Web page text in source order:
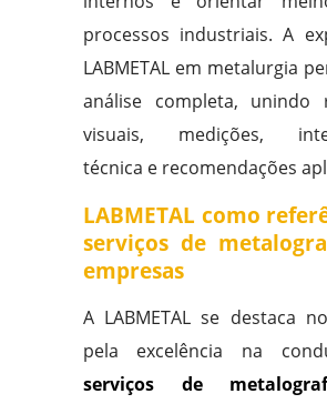
processos industriais. A
LABMETAL em metalurgia
análise completa, unindo
visuais, medições,
técnica e recomendações
LABMETAL como
serviços de
empresas
A LABMETAL se destaca
pela excelência na
serviços de